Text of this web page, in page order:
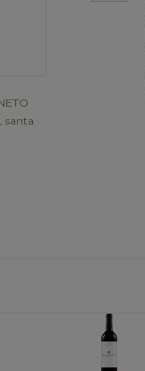
santa